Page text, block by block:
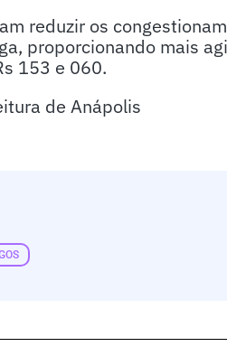
reduzir os
proporcionando mais
153 e 060.
de Anápolis